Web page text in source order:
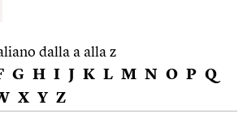
dalla a alla z
G H I J K L M N O P Q
X Y Z